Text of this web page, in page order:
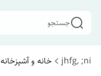
جستجو
jhfg, ;ni خانه و آشپزخانه